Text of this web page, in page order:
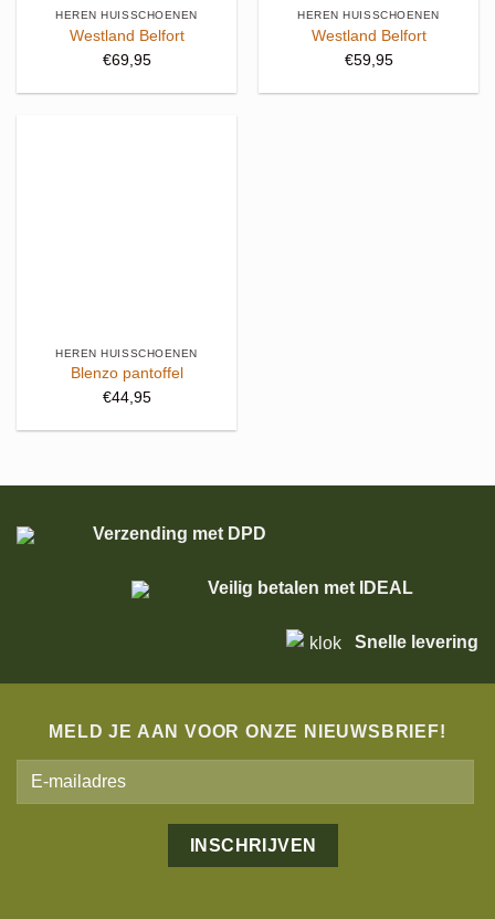
HEREN HUISSCHOENEN
Westland Belfort
€69,95
HEREN HUISSCHOENEN
Westland Belfort
€59,95
HEREN HUISSCHOENEN
Blenzo pantoffel
€44,95
Verzending met DPD
Veilig betalen met IDEAL
Snelle levering
MELD JE AAN VOOR ONZE NIEUWSBRIEF!